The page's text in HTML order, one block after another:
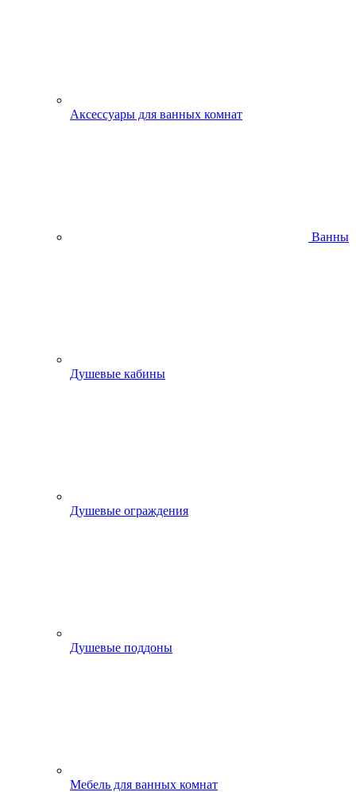
Аксессуары для ванных комнат
Ванны
Душевые кабины
Душевые ограждения
Душевые поддоны
Мебель для ванных комнат